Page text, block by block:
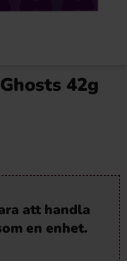
42g
att handla
en enhet.